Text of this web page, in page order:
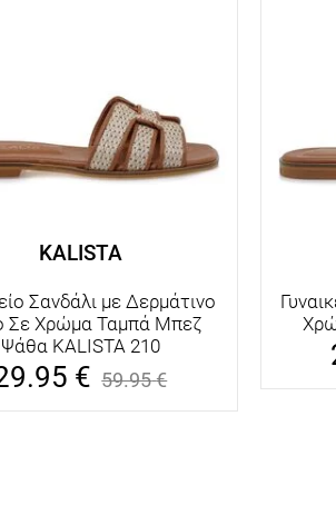
KALISTA
Σανδάλι με Δερμάτινο
Σε Χρώμα Ταμπά Μπεζ
Ψάθα KALISTA 210
€ 59.95€